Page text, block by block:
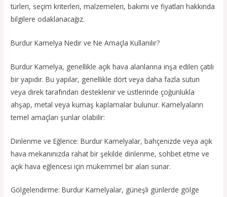
türleri, seçim kriterleri, malzemeleri, bakımı ve fiyatları hakkında
bilgilere odaklanacağız.
Burdur Kamelya Nedir ve Ne Amaçla Kullanılır?
Burdur Kamelya, genellikle açık hava alanlarına inşa edilen çatılı
bir yapıdır. Bu yapılar, genellikle dört veya daha fazla sütun
veya direk tarafından desteklenir ve üstlerinde çoğunlukla
ahşap, metal veya kumaş kaplamalar bulunur. Kamelyaların
temel amaçları şunlar olabilir:
Dinlenme ve Eğlence: Burdur Kamelyalar, bahçenizde veya açık
hava mekanınızda rahat bir şekilde dinlenme, sohbet etme ve
açık hava eğlencesi için mükemmel bir alan sunar.
Gölgelendirme: Burdur Kamelyalar, güneşli günlerde gölge